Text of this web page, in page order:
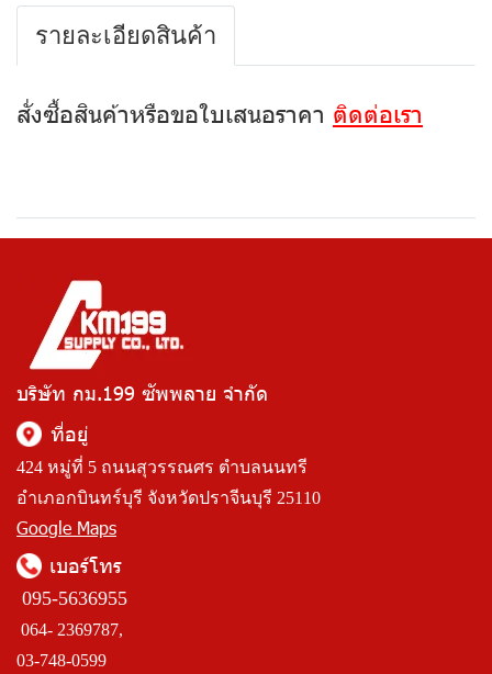
รายละเอียดสินค้า
สั่งซื้อสินค้าหรือขอใบเสนอราคา ติดต่อเรา
บริษัท กม.199 ซัพพลาย จำกัด
ที่อยู่
424 หมู่ที่ 5 ถนนสุวรรณศร ตำบลนนทรี
อำเภอกบินทร์บุรี จังหวัดปราจีนบุรี 25110
Google Maps
เบอร์โทร
095-5636955
064- 2369787,
03-748-0599